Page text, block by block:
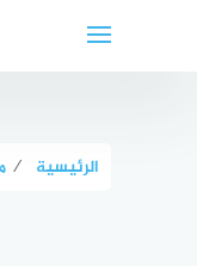
الرئيسية ⁄